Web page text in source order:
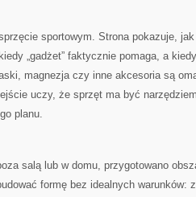
sportowym. Strona pokazuje,
„gadżet” faktycznie pomaga, a
magnezja czy inne akcesoria są
uczy, że sprzęt ma być
planu.
salą lub w domu, przygotowano
formę bez idealnych warunków: